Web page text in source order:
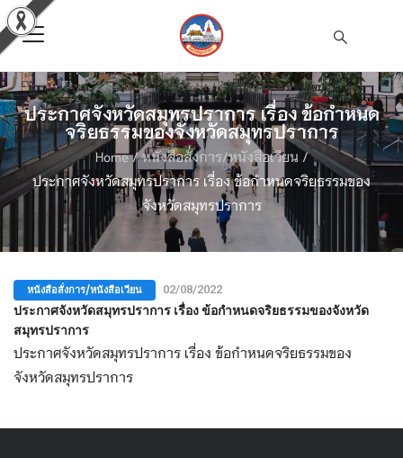
ประกาศจังหวัดสมุทรปราการ เรื่อง ข้อกำหนด
จริยธรรมของจังหวัดสมุทรปราการ
Home/ หนังสือสั่งการ/หนังสือเวียน /
ประกาศจังหวัดสมุทรปราการ เรื่อง ข้อกำหนดจริยธรรมของ
จังหวัดสมุทรปราการ
หนังสือสั่งการ/หนังสือเวียน 02/08/2022
ประกาศจังหวัดสมุทรปราการ เรื่อง ข้อกำหนดจริยธรรมของจังหวัด
สมุทรปราการ
ประกาศจังหวัดสมุทรปราการ เรื่อง ข้อกำหนดจริยธรรมของ
จังหวัดสมุทรปราการ